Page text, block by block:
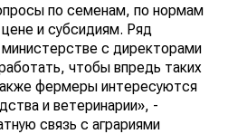
по семенам, по нормам
и субсидиям. Ряд
с директорами
чтобы впредь таких
фермеры интересуются
и ветеринарии», -
связь с аграриями